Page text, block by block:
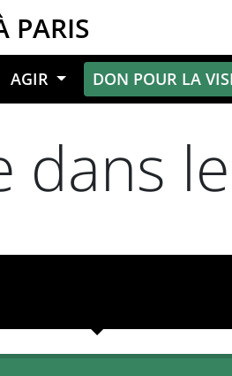
PARIS
AGIR DON POUR LA
dans